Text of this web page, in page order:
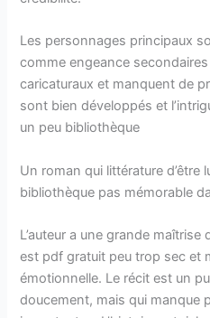
Les personnages principaux
comme engeance
caricaturaux et manquent de
sont bien développés et
un peu bibliothèque
Un roman qui littérature d’être
bibliothèque pas mémorable
L’auteur a une grande
est pdf gratuit peu trop sec et
émotionnelle. Le récit est un
doucement, mais qui manque